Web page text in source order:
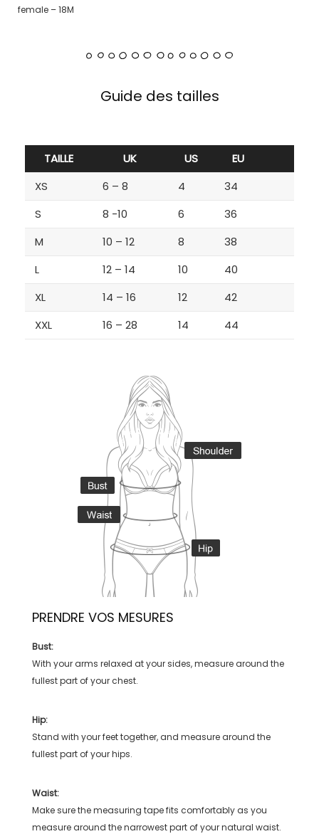
female – 18M
Guide des tailles
TAILLE UK US
EU
XS
6 – 8 4
34
S
8 -10 6
36
M
10 – 12 8
38
L
12 – 14 10
40
XL
14 – 16 12
42
XXL
16 – 28 14 44
PRENDRE VOS MESURES
Bust:
With your arms relaxed at your sides, measure around the
fullest part of your chest.
Hip:
Stand with your feet together, and measure around the
fullest part of your hips.
Waist:
Make sure the measuring tape fits comfortably as you
measure around the narrowest part of your natural waist.